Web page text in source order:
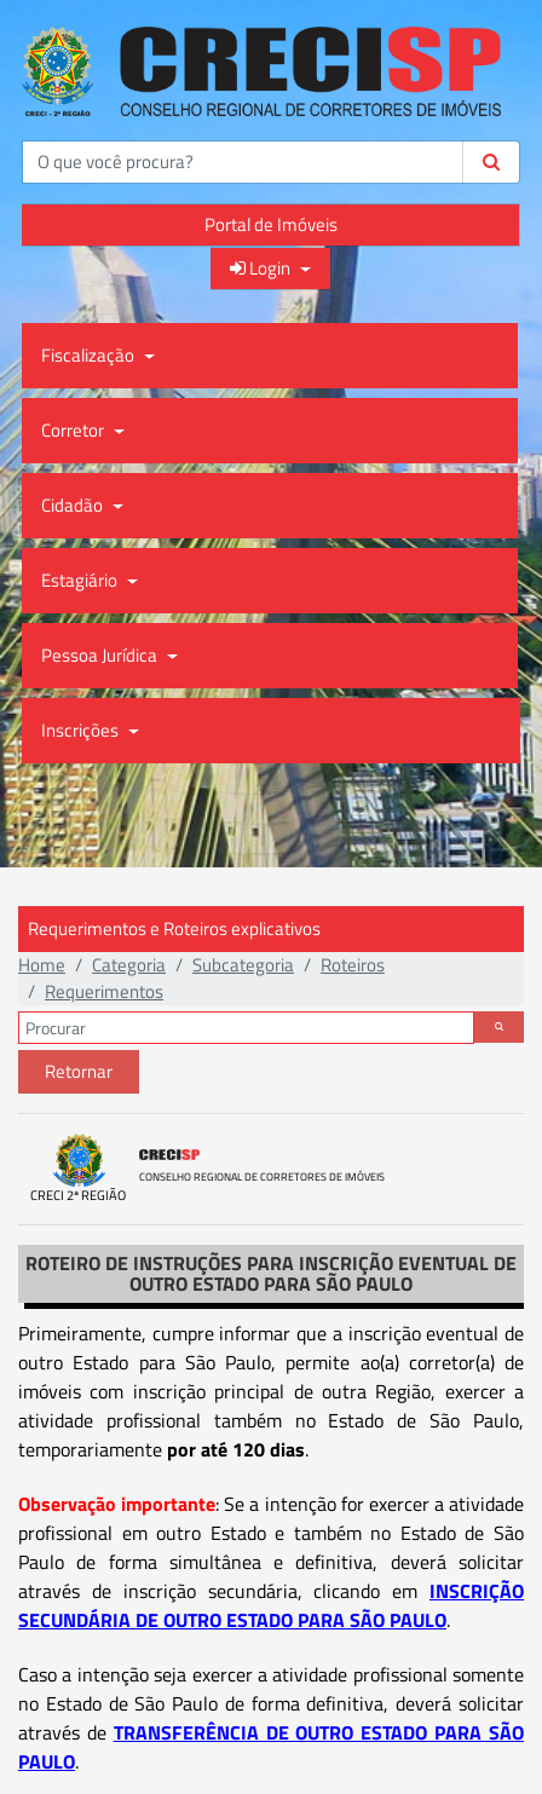
Buscar
Portal de Imóveis
Login
Fiscalização
Corretor
Cidadão
Estagiário
Pessoa Jurídica
Inscrições
Requerimentos e Roteiros explicativos
Home
Categoria Subcategoria
Roteiros
Requerimentos
Retornar
CRECI 2ª REGIÃO
CONSELHO REGIONAL DE CORRETORES DE IMÓVEIS
ROTEIRO DE INSTRUÇÕES PARA INSCRIÇÃO EVENTUAL DE
OUTRO ESTADO PARA SÃO PAULO
Primeiramente, cumpre informar que a inscrição eventual de
outro Estado para São Paulo, permite ao(a) corretor(a) de
imóveis com inscrição principal de outra Região, exercer a
atividade profissional também no Estado de São Paulo,
temporariamente por até 120 dias.
Observação importante: Se a intenção for exercer a atividade
profissional em outro Estado e também no Estado de São
Paulo de forma simultânea e definitiva, deverá solicitar
através de inscrição secundária, clicando em INSCRIÇÃO
SECUNDÁRIA DE OUTRO ESTADO PARA SÃO PAULO.
Caso a intenção seja exercer a atividade profissional somente
no Estado de São Paulo de forma definitiva, deverá solicitar
através de TRANSFERÊNCIA DE OUTRO ESTADO PARA SÃO
PAULO.